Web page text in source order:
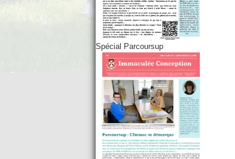
Spécial Parcoursup